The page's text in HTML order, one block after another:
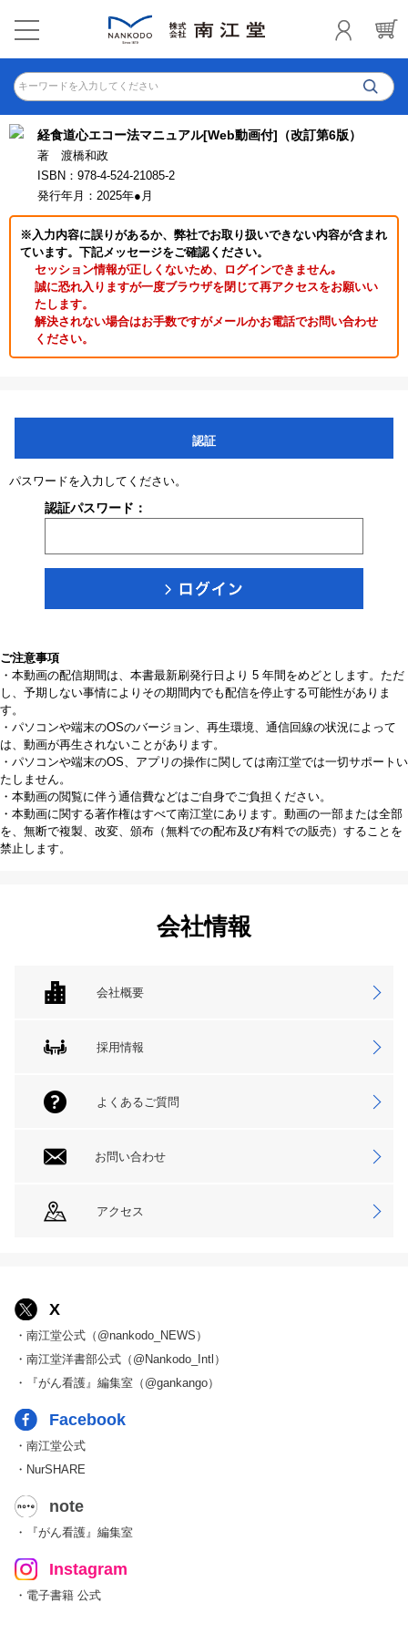
キーワードを入力してください
経食道心エコー法マニュアル[Web動画付]（改訂第6版）
著 渡橋和政
ISBN：978-4-524-21085-2
発行年月：2025年●月
※入力内容に誤りがあるか、弊社でお取り扱いできない内容が含まれ
ています。下記メッセージをご確認ください。
セッション情報が正しくないため、ログインできません｡
誠に恐れ入りますが一度ブラウザを閉じて再アクセスをお願いい
たします。
解決されない場合はお手数ですがメールかお電話でお問い合わせ
ください。
認証
パスワードを入力してください。
認証パスワード：
ご注意事項
・本動画の配信期間は、本書最新刷発行日より 5 年間をめどとします。ただ
し、予期しない事情によりその期間内でも配信を停止する可能性がありま
す。
・パソコンや端末のOSのバージョン、再生環境、通信回線の状況によって
は、動画が再生されないことがあります。
・パソコンや端末のOS、アプリの操作に関しては南江堂では一切サポートい
たしません。
・本動画の閲覧に伴う通信費などはご自身でご負担ください。
・本動画に関する著作権はすべて南江堂にあります。動画の一部または全部
を、無断で複製、改変、頒布（無料での配布及び有料での販売）することを
禁止します。
会社情報
会社概要
採用情報
よくあるご質問
お問い合わせ
アクセス
X
・南江堂公式（@nankodo_NEWS）
・南江堂洋書部公式（@Nankodo_Intl）
・『がん看護』編集室（@gankango）
Facebook
・南江堂公式
・NurSHARE
note
・『がん看護』編集室
Instagram
・電子書籍 公式